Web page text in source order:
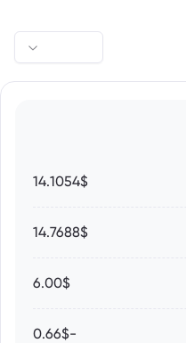
14.1054$
14.7688$
6.00$
-0.66$